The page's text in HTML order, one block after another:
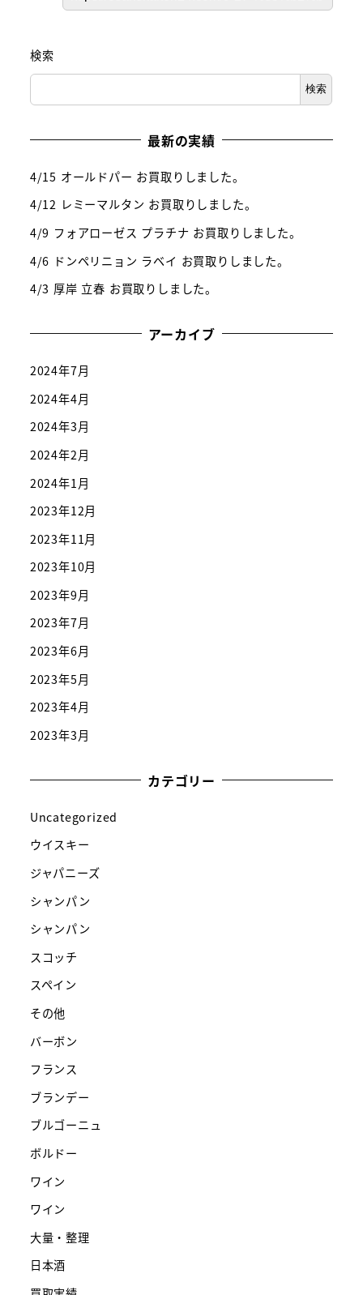
検索
検索
最新の実績
4/15 オールドパー お買取りしました。
4/12 レミーマルタン お買取りしました。
4/9 フォアローゼス プラチナ お買取りしました。
4/6 ドンペリニョン ラベイ お買取りしました。
4/3 厚岸 立春 お買取りしました。
アーカイブ
2024年7月
2024年4月
2024年3月
2024年2月
2024年1月
2023年12月
2023年11月
2023年10月
2023年9月
2023年7月
2023年6月
2023年5月
2023年4月
2023年3月
カテゴリー
Uncategorized
ウイスキー
ジャパニーズ
シャンパン
シャンパン
スコッチ
スペイン
その他
バーボン
フランス
ブランデー
ブルゴーニュ
ボルドー
ワイン
ワイン
大量・整理
日本酒